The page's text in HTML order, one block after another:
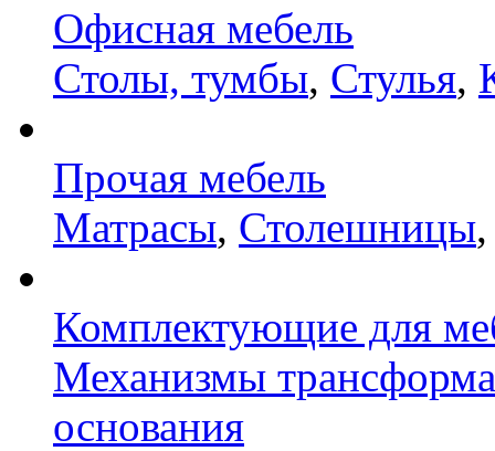
Офисная мебель
Столы, тумбы, Стулья,
Прочая мебель
Матрасы, Столешницы
Комплектующие для
Механизмы
основания